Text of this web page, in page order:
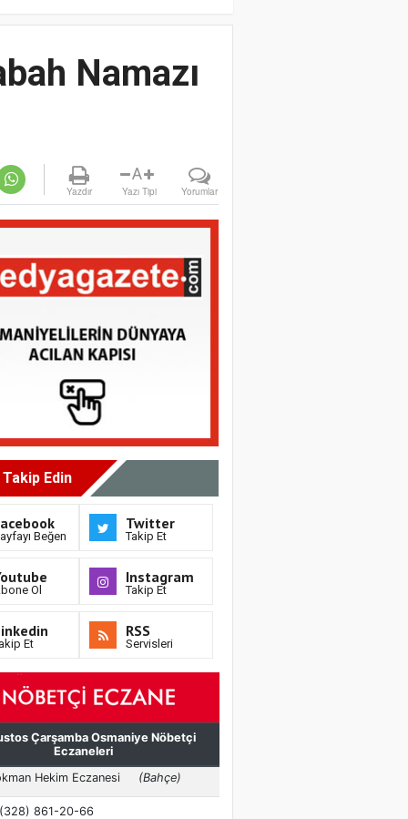
Namazı
Yazdır
A
Yazı Tipi Yorumlar
Edin
Beğen
Twitter
Takip Et
Ol
Instagram
Takip Et
Et
RSS
Servisleri